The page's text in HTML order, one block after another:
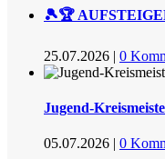
🎾🏆
25.07.2026 | 0
Jugend-
05.07.2026 0